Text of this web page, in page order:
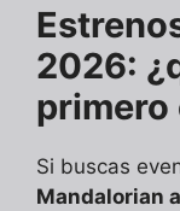
2026:
primero
Si buscas
Mandalorian